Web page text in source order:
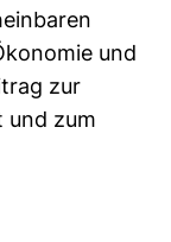
und
zur
und zum